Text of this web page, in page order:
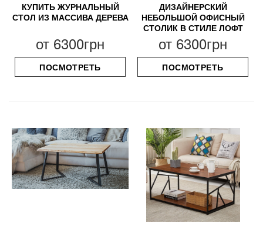
КУПИТЬ ЖУРНАЛЬНЫЙ
СТОЛ ИЗ МАССИВА ДЕРЕВА
от 6300грн
ПОСМОТРЕТЬ
ДИЗАЙНЕРСКИЙ
НЕБОЛЬШОЙ ОФИСНЫЙ
СТОЛИК В СТИЛЕ ЛОФТ
от 6300грн
ПОСМОТРЕТЬ